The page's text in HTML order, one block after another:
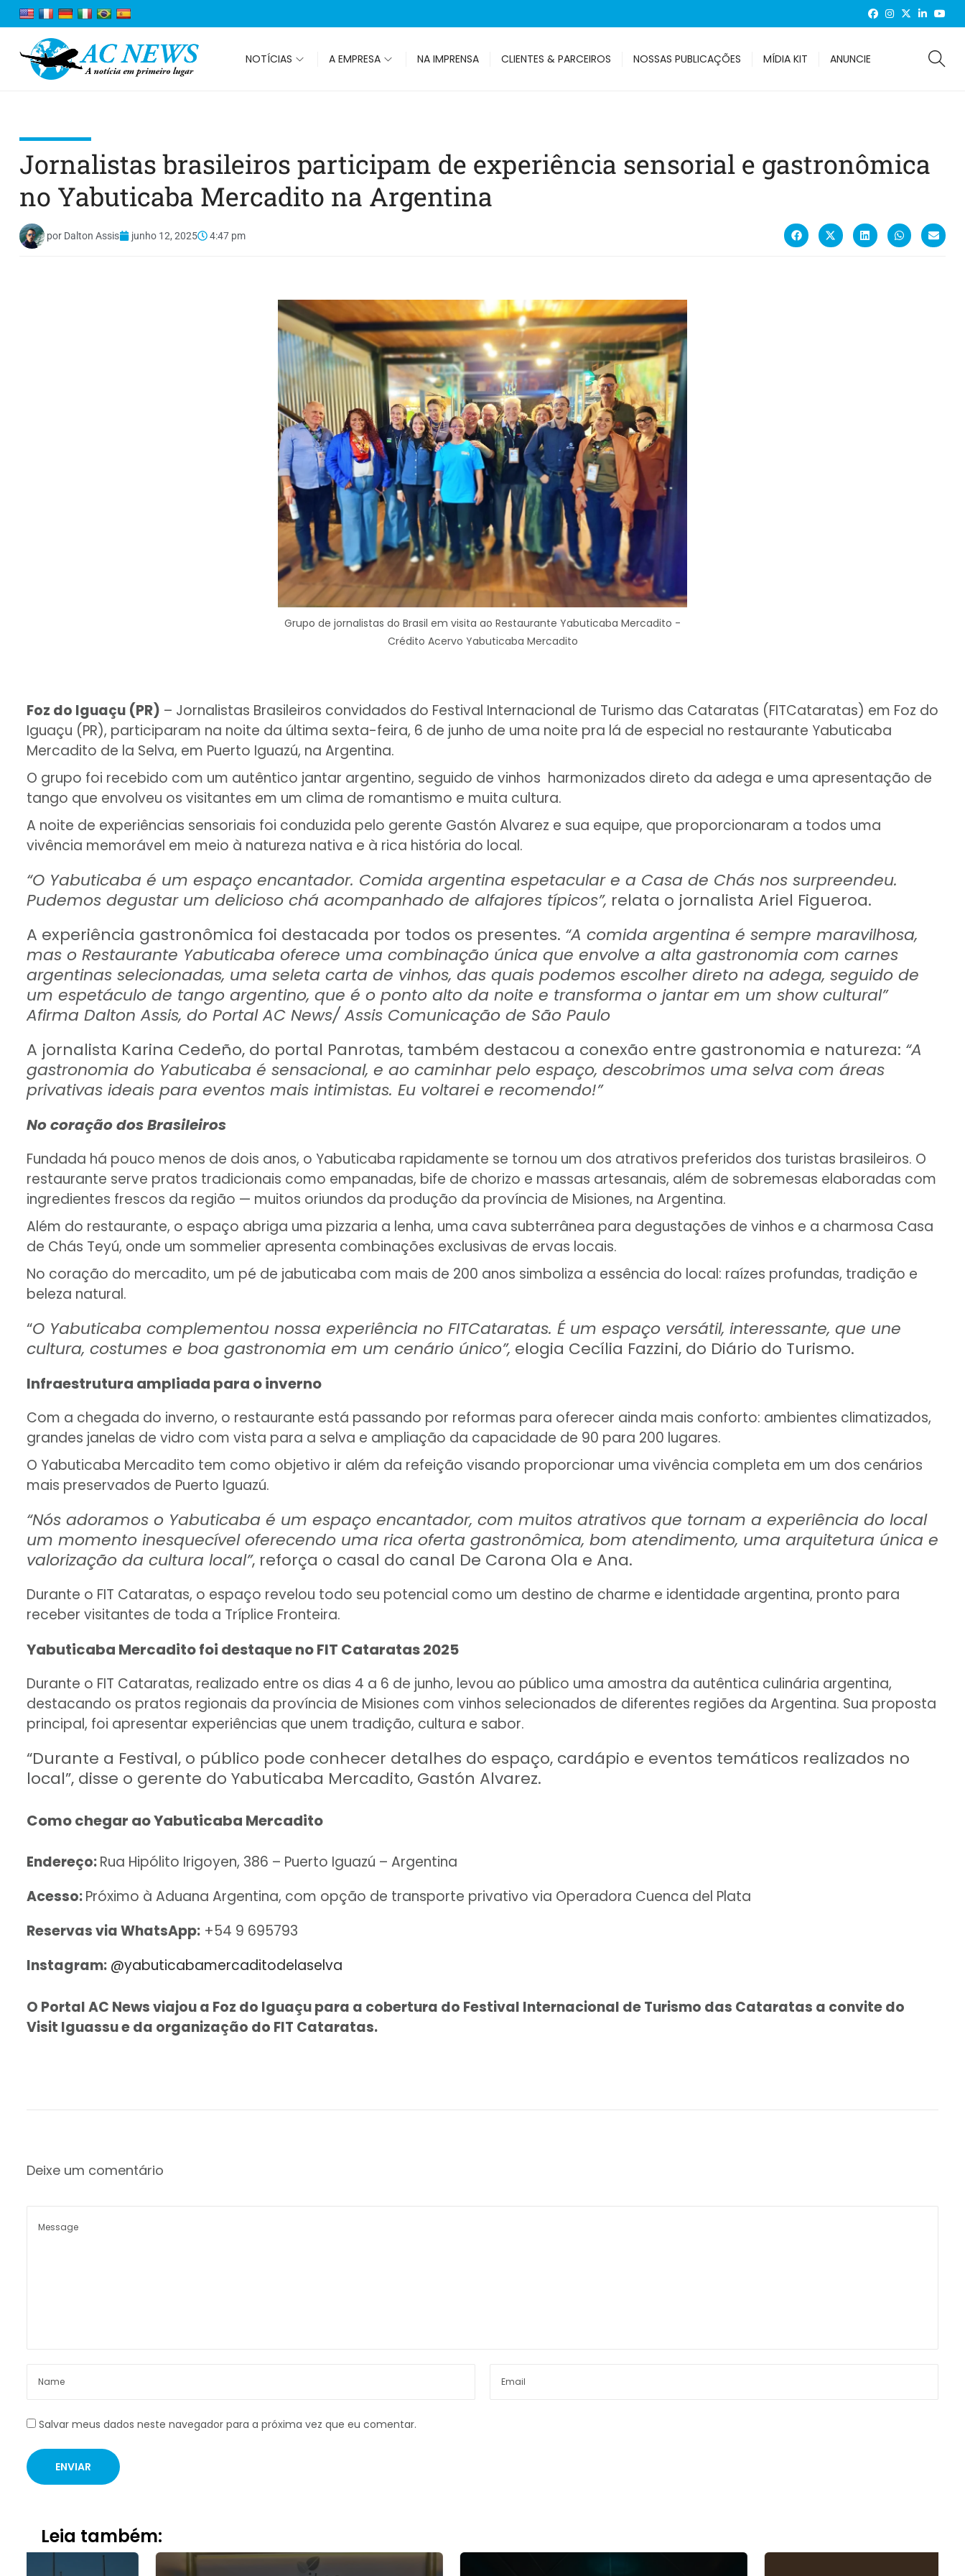
NOTÍCIAS A EMPRESA NA IMPRENSA CLIENTES & PARCEIROS NOSSAS PUBLICAÇÕES MÍDIA KIT ANUNCIE
Jornalistas brasileiros participam de experiência sensorial e gastronômica
no Yabuticaba Mercadito na Argentina
por Dalton Assis junho 12, 2025 4:47 pm
Grupo de jornalistas do Brasil em visita ao Restaurante Yabuticaba Mercadito -
Crédito Acervo Yabuticaba Mercadito
Foz do Iguaçu (PR) – Jornalistas Brasileiros convidados do Festival Internacional de Turismo das Cataratas (FITCataratas) em Foz do
Iguaçu (PR), participaram na noite da última sexta-feira, 6 de junho de uma noite pra lá de especial no restaurante Yabuticaba
Mercadito de la Selva, em Puerto Iguazú, na Argentina.
O grupo foi recebido com um autêntico jantar argentino, seguido de vinhos harmonizados direto da adega e uma apresentação de
tango que envolveu os visitantes em um clima de romantismo e muita cultura.
A noite de experiências sensoriais foi conduzida pelo gerente Gastón Alvarez e sua equipe, que proporcionaram a todos uma
vivência memorável em meio à natureza nativa e à rica história do local.
“O Yabuticaba é um espaço encantador. Comida argentina espetacular e a Casa de Chás nos surpreendeu.
Pudemos degustar um delicioso chá acompanhado de alfajores típicos”, relata o jornalista Ariel Figueroa.
A experiência gastronômica foi destacada por todos os presentes. “A comida argentina é sempre maravilhosa,
mas o Restaurante Yabuticaba oferece uma combinação única que envolve a alta gastronomia com carnes
argentinas selecionadas, uma seleta carta de vinhos, das quais podemos escolher direto na adega, seguido de
um espetáculo de tango argentino, que é o ponto alto da noite e transforma o jantar em um show cultural”
Afirma Dalton Assis, do Portal AC News/ Assis Comunicação de São Paulo
A jornalista Karina Cedeño, do portal Panrotas, também destacou a conexão entre gastronomia e natureza: “A
gastronomia do Yabuticaba é sensacional, e ao caminhar pelo espaço, descobrimos uma selva com áreas
privativas ideais para eventos mais intimistas. Eu voltarei e recomendo!”
No coração dos Brasileiros
Fundada há pouco menos de dois anos, o Yabuticaba rapidamente se tornou um dos atrativos preferidos dos turistas brasileiros. O
restaurante serve pratos tradicionais como empanadas, bife de chorizo e massas artesanais, além de sobremesas elaboradas com
ingredientes frescos da região — muitos oriundos da produção da província de Misiones, na Argentina.
Além do restaurante, o espaço abriga uma pizzaria a lenha, uma cava subterrânea para degustações de vinhos e a charmosa Casa
de Chás Teyú, onde um sommelier apresenta combinações exclusivas de ervas locais.
No coração do mercadito, um pé de jabuticaba com mais de 200 anos simboliza a essência do local: raízes profundas, tradição e
beleza natural.
“O Yabuticaba complementou nossa experiência no FITCataratas. É um espaço versátil, interessante, que une
cultura, costumes e boa gastronomia em um cenário único”, elogia Cecília Fazzini, do Diário do Turismo.
Infraestrutura ampliada para o inverno
Com a chegada do inverno, o restaurante está passando por reformas para oferecer ainda mais conforto: ambientes climatizados,
grandes janelas de vidro com vista para a selva e ampliação da capacidade de 90 para 200 lugares.
O Yabuticaba Mercadito tem como objetivo ir além da refeição visando proporcionar uma vivência completa em um dos cenários
mais preservados de Puerto Iguazú.
“Nós adoramos o Yabuticaba é um espaço encantador, com muitos atrativos que tornam a experiência do local
um momento inesquecível oferecendo uma rica oferta gastronômica, bom atendimento, uma arquitetura única e
valorização da cultura local”, reforça o casal do canal De Carona Ola e Ana.
Durante o FIT Cataratas, o espaço revelou todo seu potencial como um destino de charme e identidade argentina, pronto para
receber visitantes de toda a Tríplice Fronteira.
Yabuticaba Mercadito foi destaque no FIT Cataratas 2025
Durante o FIT Cataratas, realizado entre os dias 4 a 6 de junho, levou ao público uma amostra da autêntica culinária argentina,
destacando os pratos regionais da província de Misiones com vinhos selecionados de diferentes regiões da Argentina. Sua proposta
principal, foi apresentar experiências que unem tradição, cultura e sabor.
“Durante a Festival, o público pode conhecer detalhes do espaço, cardápio e eventos temáticos realizados no
local”, disse o gerente do Yabuticaba Mercadito, Gastón Alvarez.
Como chegar ao Yabuticaba Mercadito
Endereço:Rua Hipólito Irigoyen, 386 – Puerto Iguazú – Argentina
Acesso:Próximo à Aduana Argentina, com opção de transporte privativo via Operadora Cuenca del Plata
Reservas via WhatsApp: +54 9 695793
Instagram: @yabuticabamercaditodelaselva
O Portal AC News viajou a Foz do Iguaçu para a cobertura do Festival Internacional de Turismo das Cataratas a convite do
Visit Iguassu e da organização do FIT Cataratas.
Deixe um comentário
Salvar meus dados neste navegador para a próxima vez que eu comentar.
Leia também: